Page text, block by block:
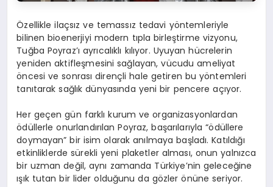
Özellikle ilaçsız ve temassız tedavi yöntemleriyle
bilinen bioenerjiyi modern tıpla birleştirme vizyonu,
Tuğba Poyraz’ı ayrıcalıklı kılıyor. Uyuyan hücrelerin
yeniden aktifleşmesini sağlayan, vücudu ameliyat
öncesi ve sonrası dirençli hale getiren bu yöntemleri
tanıtarak sağlık dünyasında yeni bir pencere açıyor.
Her geçen gün farklı kurum ve organizasyonlardan
ödüllerle onurlandırılan Poyraz, başarılarıyla “ödüllere
doymayan” bir isim olarak anılmaya başladı. Katıldığı
etkinliklerde sürekli yeni plaketler alması, onun yalnızca
bir uzman değil, aynı zamanda Türkiye’nin geleceğine
ışık tutan bir lider olduğunu da gözler önüne seriyor.